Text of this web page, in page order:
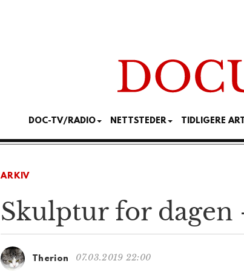
DOC-TV/RADIO NETTSTEDER TIDLIGERE
ARKIV
Skulptur for dagen
Therion 07.03.2019 22:00